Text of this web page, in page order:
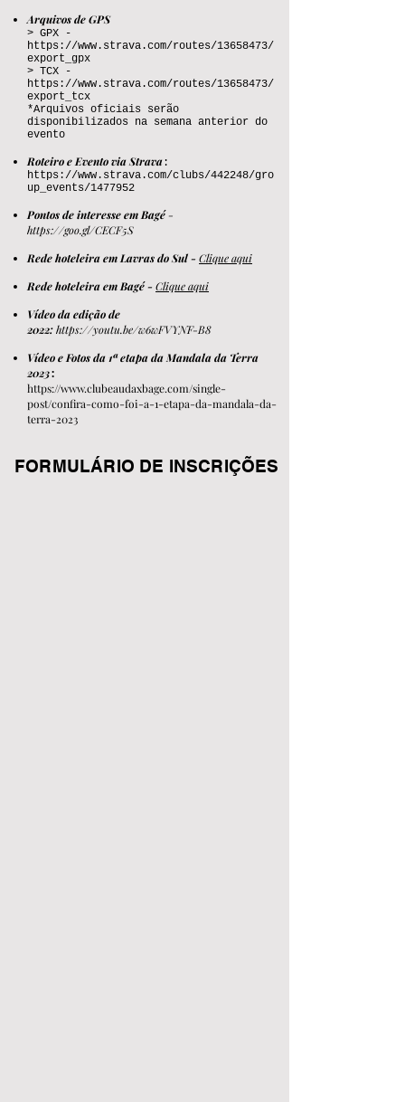
​Arquivos de GPS
> GPX -
https://www.strava.com/routes/13658473/
export_gpx
> TCX -
https://www.strava.com/routes/13658473/
export_tcx
*Arquivos oficiais serão
disponibilizados na semana anterior do
evento
Roteiro e Evento via Strava :
https://www.strava.com/clubs/442248/gro
up_events/1477952
Pontos de interesse em Bagé-
https://goo.gl/CECF5S
Rede hoteleiraem Lavras do Sul - Clique aqui
Rede hoteleiraem Bagé - Clique aqui
Vídeo da edição de
2022:https://youtu.be/w6wFVYNF-B8
Vídeo e Fotos da 1ª etapa da Mandala da Terra
2023:
https://www.clubeaudaxbage.com/single-
post/confira-como-foi-a-1-etapa-da-mandala-da-
terra-2023
FORMULÁRIO DE INSCRIÇÕES